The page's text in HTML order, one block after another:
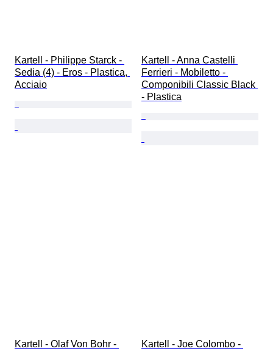
Kartell - Philippe Starck -
Sedia (4) - Eros - Plastica,
Acciaio
Kartell - Anna Castelli
Ferrieri - Mobiletto -
Componibili Classic Black
- Plastica
Kartell - Olaf Von Bohr -
Kartell - Joe Colombo -